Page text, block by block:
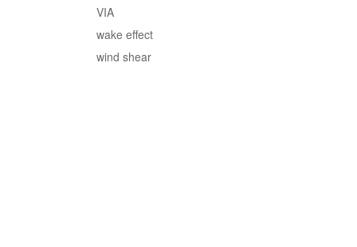
VIA
wake effect
wind shear